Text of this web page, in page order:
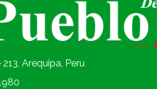
Arequipa, Peru